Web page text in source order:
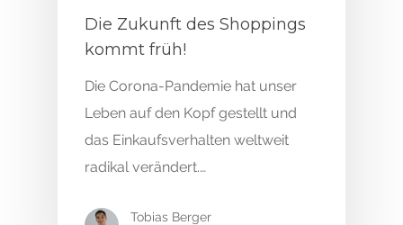
Die Zukunft des Shoppings
kommt früh!
Die Corona-Pandemie hat unser
Leben auf den Kopf gestellt und
das Einkaufsverhalten weltweit
radikal verändert.…
Tobias Berger